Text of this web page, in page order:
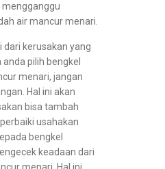
mengganggu
air mancur menari.
dari kerusakan yang
pilih bengkel
menari, jangan
Hal ini akan
bisa tambah
usahakan
bengkel
keadaan dari